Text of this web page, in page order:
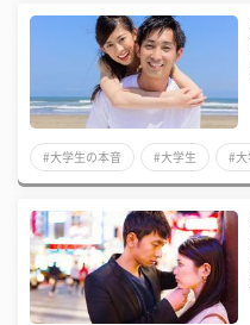
#大学生の本音 #大学生 #大